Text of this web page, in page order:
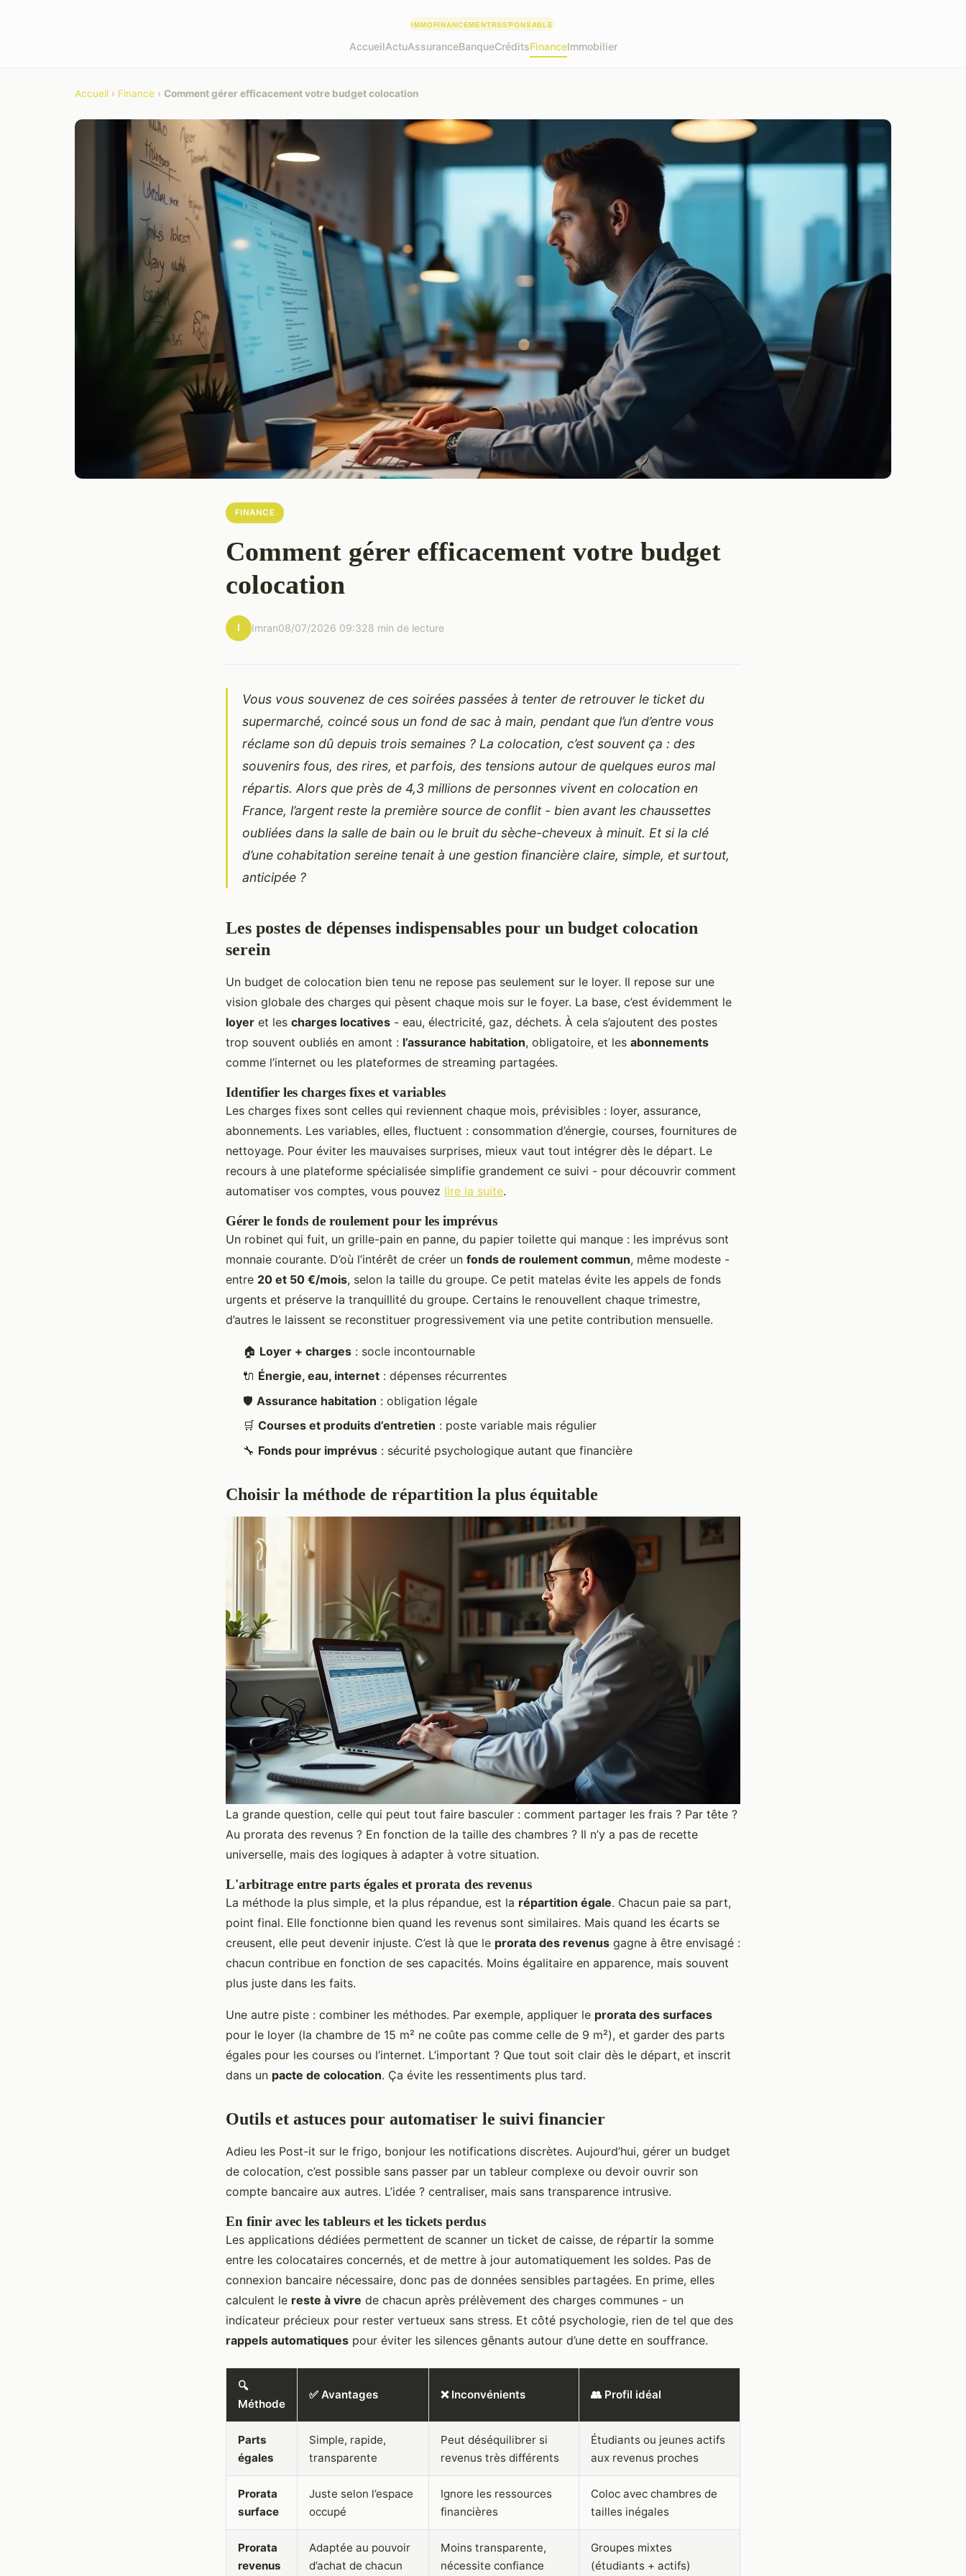
AccueilActuAssuranceBanqueCréditsFinanceImmobilier
Accueil › Finance › Comment gérer efficacement votre budget colocation
FINANCE
Comment gérer efficacement votre budget
colocation
I Imran08/07/2026 09:328 min de lecture
Vous vous souvenez de ces soirées passées à tenter de retrouver le ticket du
supermarché, coincé sous un fond de sac à main, pendant que l’un d’entre vous
réclame son dû depuis trois semaines ? La colocation, c’est souvent ça : des
souvenirs fous, des rires, et parfois, des tensions autour de quelques euros mal
répartis. Alors que près de 4,3 millions de personnes vivent en colocation en
France, l’argent reste la première source de conflit - bien avant les chaussettes
oubliées dans la salle de bain ou le bruit du sèche-cheveux à minuit. Et si la clé
d’une cohabitation sereine tenait à une gestion financière claire, simple, et surtout,
anticipée ?
Les postes de dépenses indispensables pour un budget colocation
serein
Un budget de colocation bien tenu ne repose pas seulement sur le loyer. Il repose sur une
vision globale des charges qui pèsent chaque mois sur le foyer. La base, c’est évidemment le
loyer et les charges locatives - eau, électricité, gaz, déchets. À cela s’ajoutent des postes
trop souvent oubliés en amont : l’assurance habitation, obligatoire, et les abonnements
comme l’internet ou les plateformes de streaming partagées.
Identifier les charges fixes et variables
Les charges fixes sont celles qui reviennent chaque mois, prévisibles : loyer, assurance,
abonnements. Les variables, elles, fluctuent : consommation d’énergie, courses, fournitures de
nettoyage. Pour éviter les mauvaises surprises, mieux vaut tout intégrer dès le départ. Le
recours à une plateforme spécialisée simplifie grandement ce suivi - pour découvrir comment
automatiser vos comptes, vous pouvez lire la suite.
Gérer le fonds de roulement pour les imprévus
Un robinet qui fuit, un grille-pain en panne, du papier toilette qui manque : les imprévus sont
monnaie courante. D’où l’intérêt de créer un fonds de roulement commun, même modeste -
entre 20 et 50 €/mois, selon la taille du groupe. Ce petit matelas évite les appels de fonds
urgents et préserve la tranquillité du groupe. Certains le renouvellent chaque trimestre,
d’autres le laissent se reconstituer progressivement via une petite contribution mensuelle.
🏠 Loyer + charges : socle incontournable
🔌 Énergie, eau, internet : dépenses récurrentes
🛡️ Assurance habitation : obligation légale
🛒 Courses et produits d’entretien : poste variable mais régulier
🔧 Fonds pour imprévus : sécurité psychologique autant que financière
Choisir la méthode de répartition la plus équitable
La grande question, celle qui peut tout faire basculer : comment partager les frais ? Par tête ?
Au prorata des revenus ? En fonction de la taille des chambres ? Il n’y a pas de recette
universelle, mais des logiques à adapter à votre situation.
L'arbitrage entre parts égales et prorata des revenus
La méthode la plus simple, et la plus répandue, est la répartition égale. Chacun paie sa part,
point final. Elle fonctionne bien quand les revenus sont similaires. Mais quand les écarts se
creusent, elle peut devenir injuste. C’est là que le prorata des revenus gagne à être envisagé :
chacun contribue en fonction de ses capacités. Moins égalitaire en apparence, mais souvent
plus juste dans les faits.
Une autre piste : combiner les méthodes. Par exemple, appliquer le prorata des surfaces
pour le loyer (la chambre de 15 m² ne coûte pas comme celle de 9 m²), et garder des parts
égales pour les courses ou l’internet. L’important ? Que tout soit clair dès le départ, et inscrit
dans un pacte de colocation. Ça évite les ressentiments plus tard.
Outils et astuces pour automatiser le suivi financier
Adieu les Post-it sur le frigo, bonjour les notifications discrètes. Aujourd’hui, gérer un budget
de colocation, c’est possible sans passer par un tableur complexe ou devoir ouvrir son
compte bancaire aux autres. L’idée ? centraliser, mais sans transparence intrusive.
En finir avec les tableurs et les tickets perdus
Les applications dédiées permettent de scanner un ticket de caisse, de répartir la somme
entre les colocataires concernés, et de mettre à jour automatiquement les soldes. Pas de
connexion bancaire nécessaire, donc pas de données sensibles partagées. En prime, elles
calculent le reste à vivre de chacun après prélèvement des charges communes - un
indicateur précieux pour rester vertueux sans stress. Et côté psychologie, rien de tel que des
rappels automatiques pour éviter les silences gênants autour d’une dette en souffrance.
🔍
Méthode
✅ Avantages ❌ Inconvénients 👥 Profil idéal
Parts
égales
Simple, rapide,
transparente
Peut déséquilibrer si
revenus très différents
Étudiants ou jeunes actifs
aux revenus proches
Prorata
surface
Juste selon l’espace
occupé
Ignore les ressources
financières
Coloc avec chambres de
tailles inégales
Prorata
revenus
Adaptée au pouvoir
d’achat de chacun
Moins transparente,
nécessite confiance
Groupes mixtes
(étudiants + actifs)